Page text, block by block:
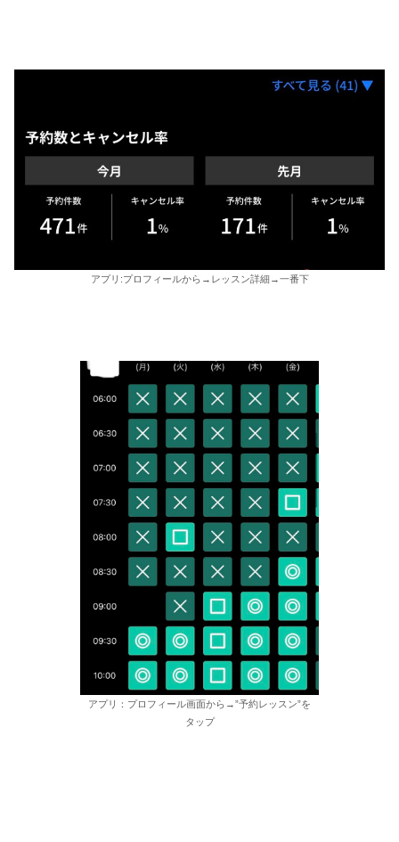
アプリ:プロフィールから→レッスン詳細→一番下
アプリ：プロフィール画面から→”予約レッスン”を
タップ